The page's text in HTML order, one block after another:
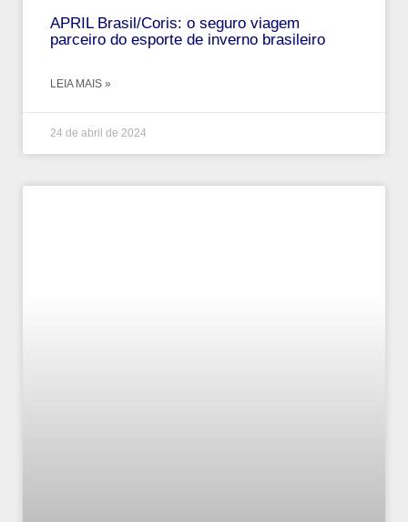
APRIL Brasil/Coris: o seguro viagem
parceiro do esporte de inverno brasileiro
LEIA MAIS »
24 de abril de 2024